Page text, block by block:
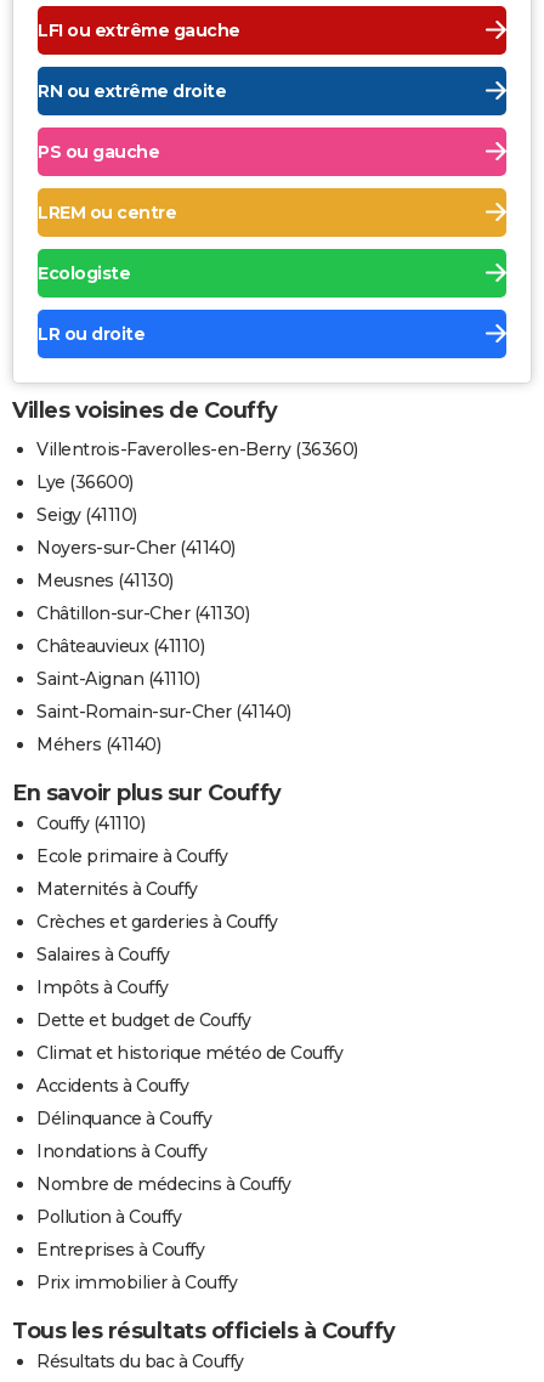
LFI ou extrême gauche
RN ou extrême droite
PS ou gauche
LREM ou centre
Ecologiste
LR ou droite
Villes voisines de Couffy
Villentrois-Faverolles-en-Berry (36360)
Lye (36600)
Seigy (41110)
Noyers-sur-Cher (41140)
Meusnes (41130)
Châtillon-sur-Cher (41130)
Châteauvieux (41110)
Saint-Aignan (41110)
Saint-Romain-sur-Cher (41140)
Méhers (41140)
En savoir plus sur Couffy
Couffy (41110)
Ecole primaire à Couffy
Maternités à Couffy
Crèches et garderies à Couffy
Salaires à Couffy
Impôts à Couffy
Dette et budget de Couffy
Climat et historique météo de Couffy
Accidents à Couffy
Délinquance à Couffy
Inondations à Couffy
Nombre de médecins à Couffy
Pollution à Couffy
Entreprises à Couffy
Prix immobilier à Couffy
Tous les résultats officiels à Couffy
Résultats du bac à Couffy